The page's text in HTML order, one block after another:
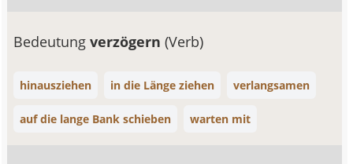
Bedeutungverzögern(Verb)
hinausziehen in die Länge ziehen verlangsamen
auf die lange Bank schieben warten mit